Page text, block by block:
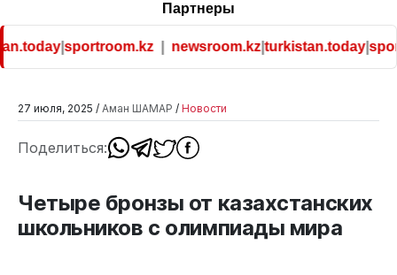
Партнеры
|sportroom.kz| newsroom.kz|turkistan.today|
27 июля, 2025 / Аман ШАМАР / Новости
Поделиться:
Четыре бронзы от казахстанских
школьников с олимпиады мира